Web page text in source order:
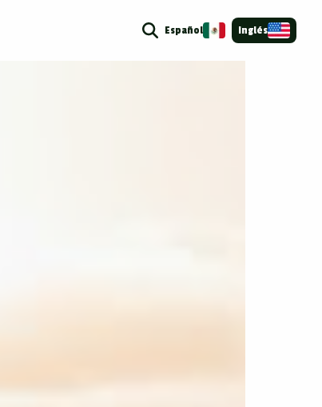
Español Inglés